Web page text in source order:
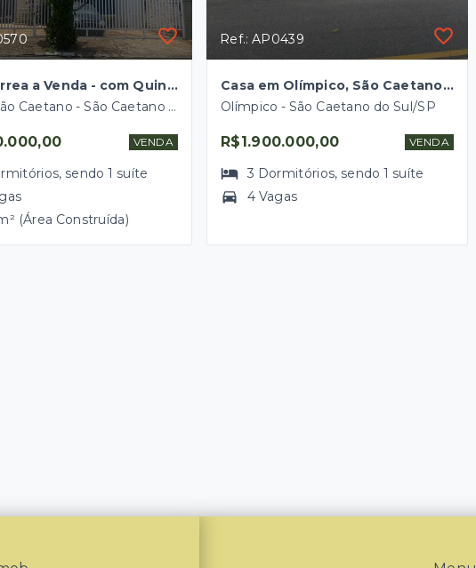
Casa Térrea a Venda - com Quintal Espaçoso e Área Versátil para Home Office
Jardim São Caetano - São Caetano do Sul/SP
VENDA
, sendo1 suíte
(Área Construída)
Ref.: AP0439
Casa em Olímpico, São Caetano do Sul/SP
Olímpico - São Caetano do Sul/SP
R$1.900.000,00 VENDA
3 Dormitórios, sendo1 suíte
4 Vagas